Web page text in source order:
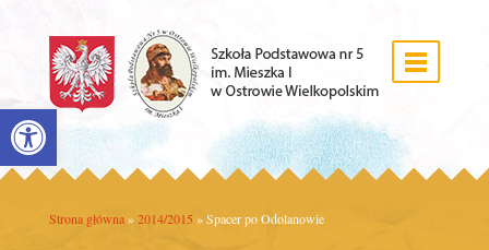
Open toolbar
Strona główna » 2014/2015 »Spacer po Odolanowie